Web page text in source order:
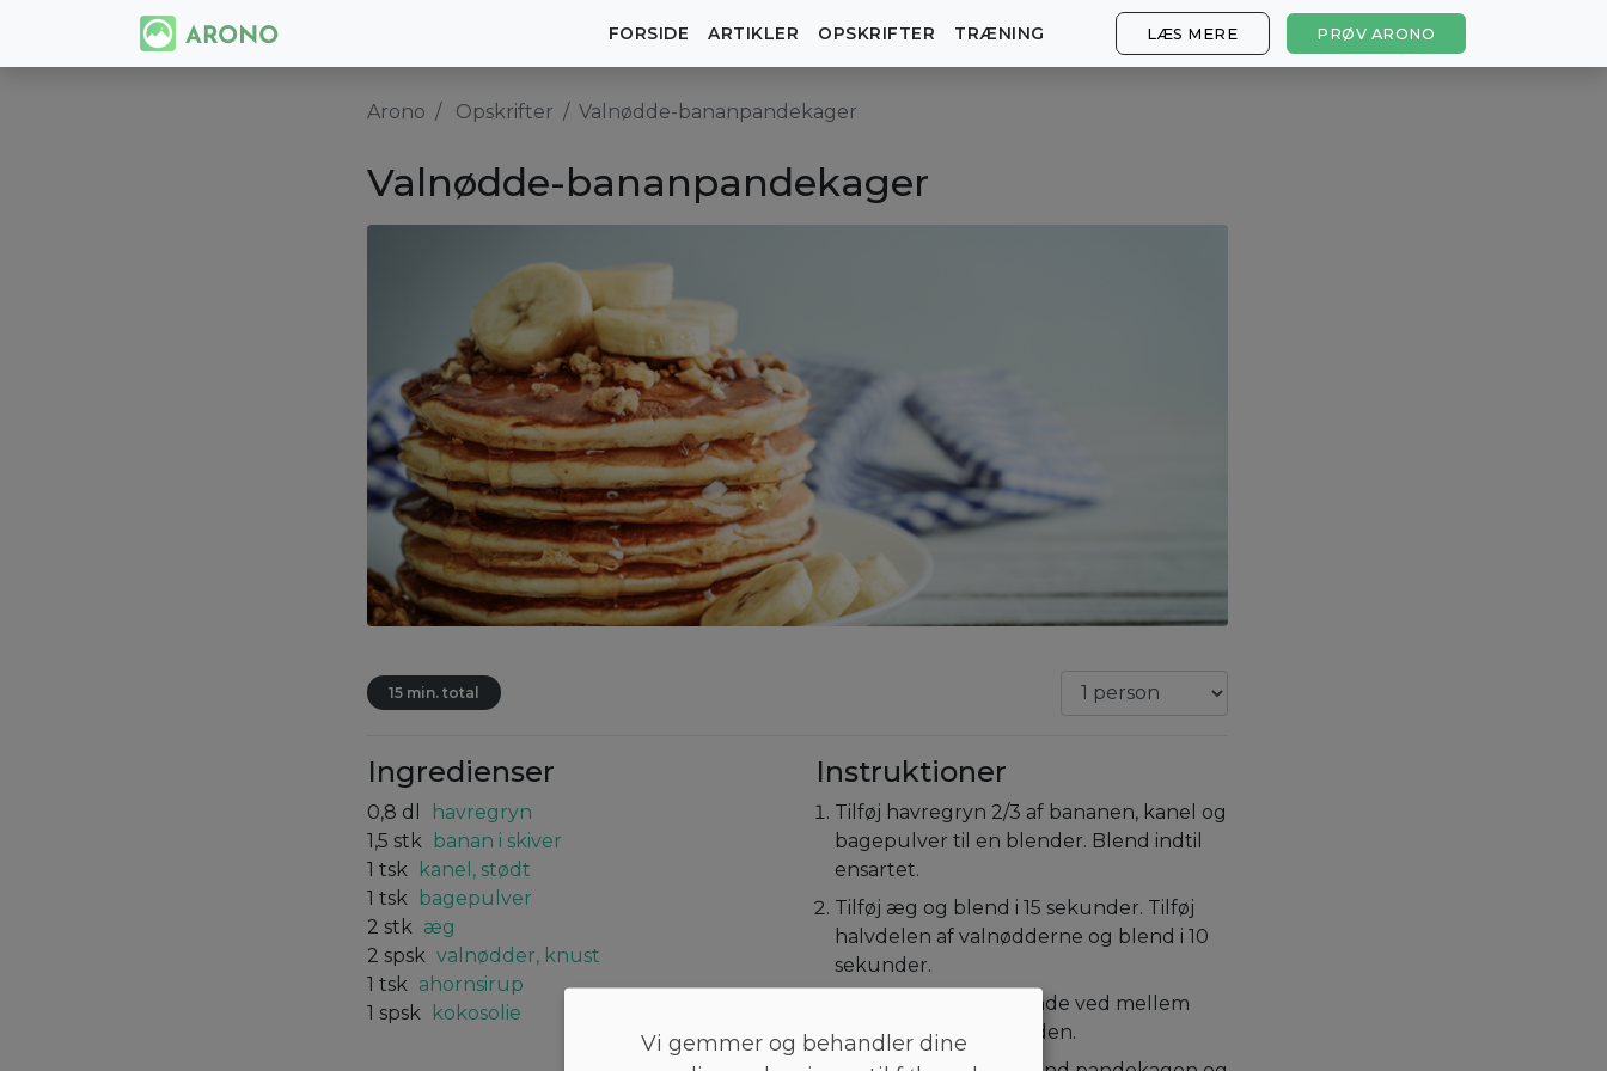
FORSIDE ARTIKLER OPSKRIFTER TRÆNING LÆS MERE PRØV ARONO
Arono Opskrifter Valnødde-bananpandekager
Valnødde-bananpandekager
15 min. total
Ingredienser
0,8 dl
havregryn
1,5 stk
banan i skiver
1 tsk
kanel, stødt
1 tsk
bagepulver
2 stk æg
2 spsk valnødder, knust
1 tsk ahornsirup
1 spsk kokosolie
Instruktioner
Tilføj havregryn 2/3 af bananen, kanel og
bagepulver til en blender. Blend indtil
ensartet.
Tilføj æg og blend i 15 sekunder. Tilføj
halvdelen af valnødderne og blend i 10
sekunder.
Opvarm olien i en pande ved mellem
varme. Øs dej på panden.
Vi gemmer og behandler dine